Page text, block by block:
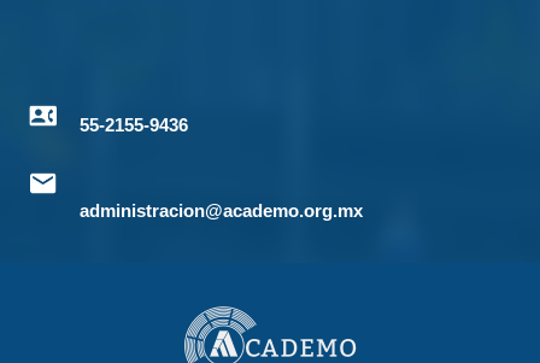
55-2155-9436
administracion@academo.org.mx